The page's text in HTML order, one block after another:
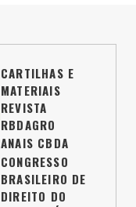
CARTILHAS E
MATERIAIS
REVISTA
RBDAGRO
ANAIS CBDA
CONGRESSO
BRASILEIRO DE
DIREITO DO